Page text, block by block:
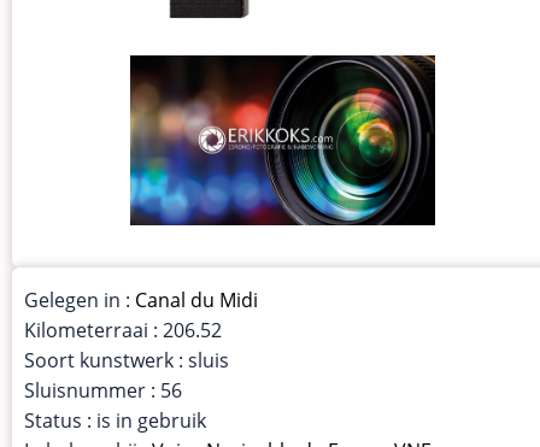
Gelegen in : Canal du Midi
Kilometerraai : 206.52
Soort kunstwerk : sluis
Sluisnummer : 56
Status : is in gebruik